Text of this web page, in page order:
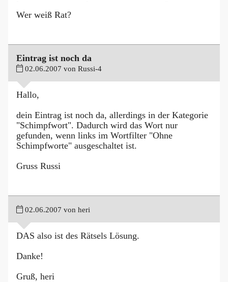
Wer weiß Rat?
Eintrag ist noch da
02.06.2007 von Russi-4
Hallo,
dein Eintrag ist noch da, allerdings in der Kategorie
"Schimpfwort". Dadurch wird das Wort nur
gefunden, wenn links im Wortfilter "Ohne
Schimpfworte" ausgeschaltet ist.
Gruss Russi
02.06.2007 von heri
DAS also ist des Rätsels Lösung.
Danke!
Gruß, heri